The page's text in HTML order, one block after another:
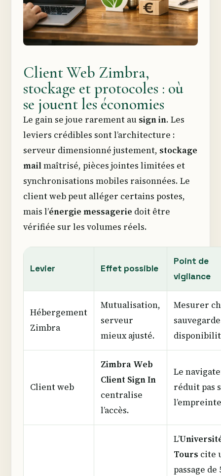
Client Web Zimbra,
stockage et protocoles : où
se jouent les économies
Le gain se joue rarement au sign in. Les
leviers crédibles sont l’architecture :
serveur dimensionné justement, stockage
mailmaîtrisé, pièces jointes limitées et
synchronisations mobiles raisonnées. Le
client web peut alléger certains postes,
mais l’énergie messagerie doit être
vérifiée sur les volumes réels.
Levier Effet possible
Point de
vigilance
Hébergement
Zimbra
Mutualisation,
serveur
mieux ajusté.
Mesurer
Client web
Zimbra Web
Client Sign In
centralise
l’accès.
Le
réduit pas
L’
Tours cite
passage de